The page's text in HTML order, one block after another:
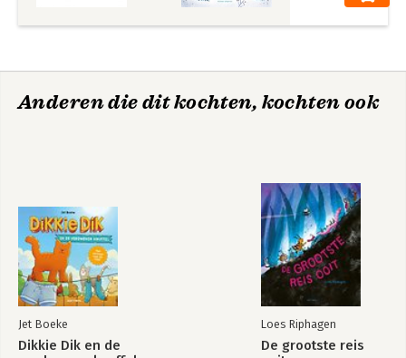
Anderen die dit kochten, kochten ook
Jet Boeke
Dikkie Dik en de
Loes Riphagen
De grootste reis